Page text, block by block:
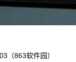
（863软件园）